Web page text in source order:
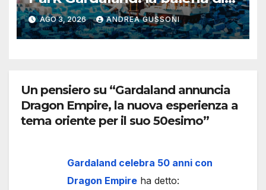
One Piece arriva in formato
Lego
AGO 3, 2026 ANDREA GUSSONI
Un pensiero su “Gardaland annuncia
Dragon Empire, la nuova esperienza a
tema oriente per il suo 50esimo”
Gardaland celebra 50 anni con
Dragon Empire ha detto: